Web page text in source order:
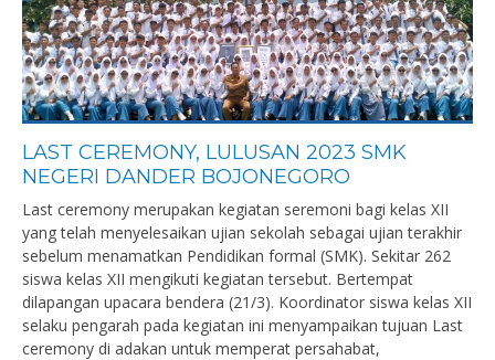
LAST CEREMONY, LULUSAN 2023 SMK
NEGERI DANDER BOJONEGORO
Last ceremony merupakan kegiatan seremoni bagi kelas XII
yang telah menyelesaikan ujian sekolah sebagai ujian terakhir
sebelum menamatkan Pendidikan formal (SMK). Sekitar 262
siswa kelas XII mengikuti kegiatan tersebut. Bertempat
dilapangan upacara bendera (21/3). Koordinator siswa kelas XII
selaku pengarah pada kegiatan ini menyampaikan tujuan Last
ceremony di adakan untuk memperat persahabat,